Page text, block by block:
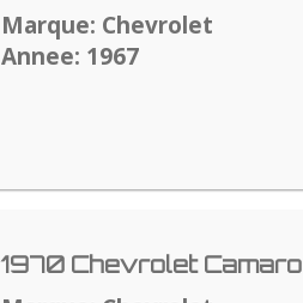
Marque: Chevrolet
Annee: 1967
1970 Chevrolet Camaro